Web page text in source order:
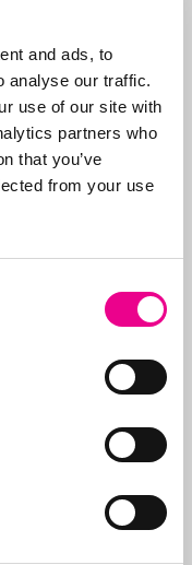
and ads, to
analyse our traffic.
use of our site with
partners who
that you’ve
from your use